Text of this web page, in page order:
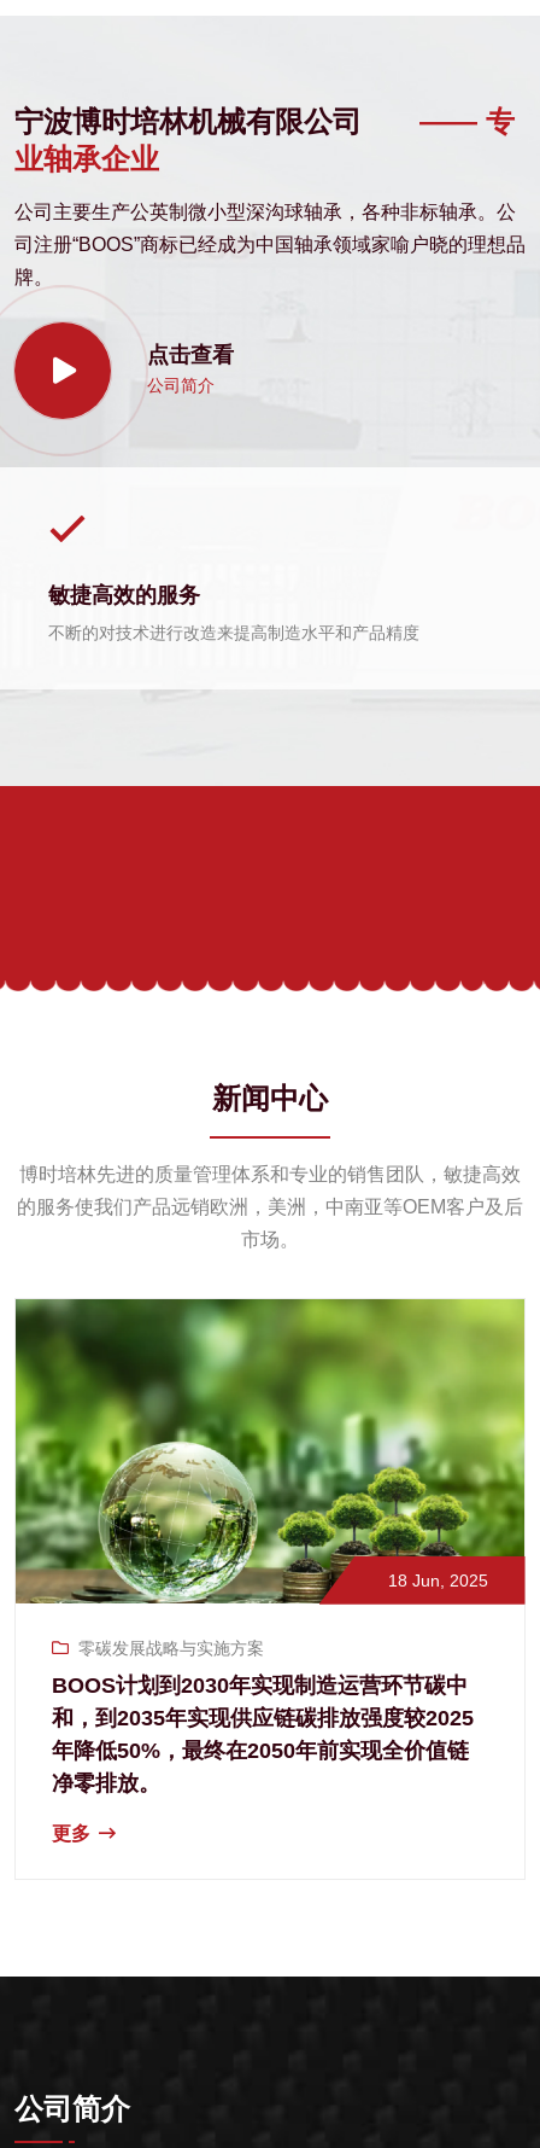
宁波博时培林机械有限公司 —— 专
业轴承企业
公司主要生产公英制微小型深沟球轴承，各种非标轴承。公
司注册“BOOS”商标已经成为中国轴承领域家喻户晓的理想品
牌。
点击查看
公司简介
敏捷高效的服务
不断的对技术进行改造来提高制造水平和产品精度
新闻中心
博时培林先进的质量管理体系和专业的销售团队，敏捷高效
的服务使我们产品远销欧洲，美洲，中南亚等OEM客户及后
市场。
18 Jun, 2025
零碳发展战略与实施方案
BOOS计划到2030年实现制造运营环节碳中
和，到2035年实现供应链碳排放强度较2025
年降低50%，最终在2050年前实现全价值链
净零排放。
更多
公司简介